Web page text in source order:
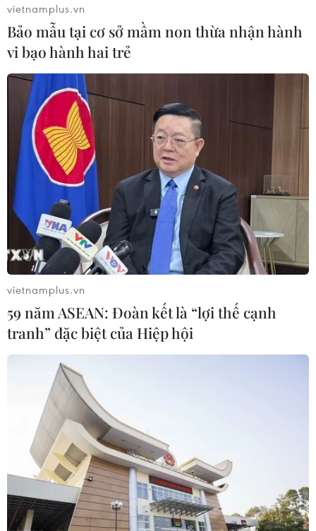
vietnamplus.vn
Bảo mẫu tại cơ sở mầm non thừa nhận hành
vi bạo hành hai trẻ
vietnamplus.vn
59 năm ASEAN: Đoàn kết là “lợi thế cạnh
tranh” đặc biệt của Hiệp hội